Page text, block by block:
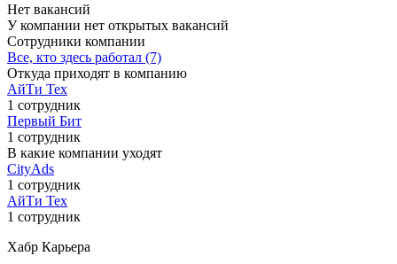
Нет вакансий
У компании нет открытых вакансий
Сотрудники компании
Все, кто здесь работал (7)
Откуда приходят в компанию
АйТи Тех
1 сотрудник
Первый Бит
1 сотрудник
В какие компании уходят
CityAds
1 сотрудник
АйТи Тех
1 сотрудник
Хабр Карьера